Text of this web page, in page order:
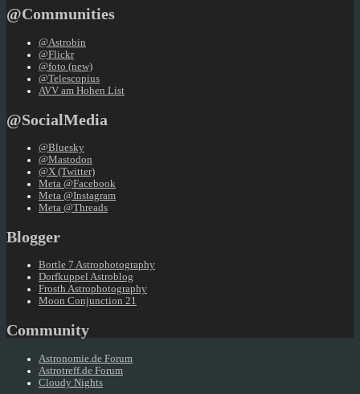
@Communities
@Astrobin
@Flickr
@foto (new)
@Telescopius
AVV am Hohen List
@SocialMedia
@Bluesky
@Mastodon
@X (Twitter)
Meta @Facebook
Meta @Instagram
Meta @Threads
Blogger
Bortle 7 Astrophotography
Dorfkuppel Astroblog
Frosth Astrophotography
Moon Conjunction 21
Community
Astronomie.de Forum
Astrotreff.de Forum
Cloudy Nights